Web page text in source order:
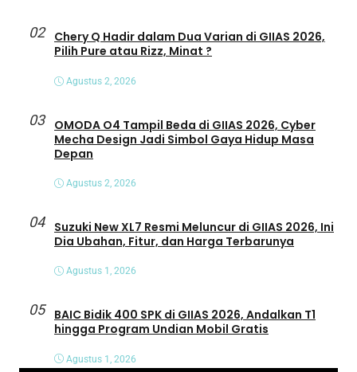
02
Chery Q Hadir dalam Dua Varian di GIIAS 2026,
Pilih Pure atau Rizz, Minat ?
Agustus 2, 2026
03
OMODA O4 Tampil Beda di GIIAS 2026, Cyber
Mecha Design Jadi Simbol Gaya Hidup Masa
Depan
Agustus 2, 2026
04
Suzuki New XL7 Resmi Meluncur di GIIAS 2026, Ini
Dia Ubahan, Fitur, dan Harga Terbarunya
Agustus 1, 2026
05
BAIC Bidik 400 SPK di GIIAS 2026, Andalkan T1
hingga Program Undian Mobil Gratis
Agustus 1, 2026